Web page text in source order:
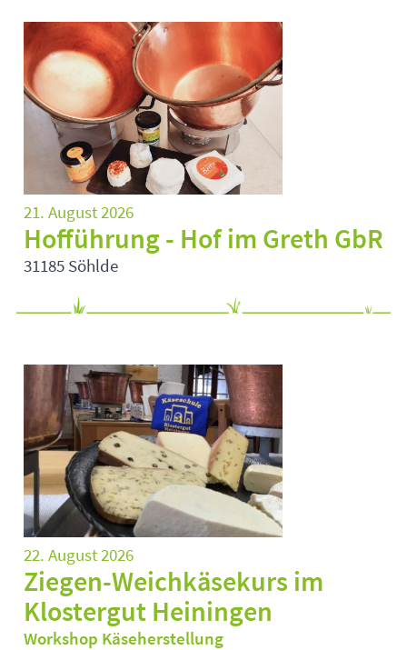
21. August 2026
Hofführung - Hof im Greth GbR
31185 Söhlde
22. August 2026
Ziegen-Weichkäsekurs im
Klostergut Heiningen
Workshop Käseherstellung